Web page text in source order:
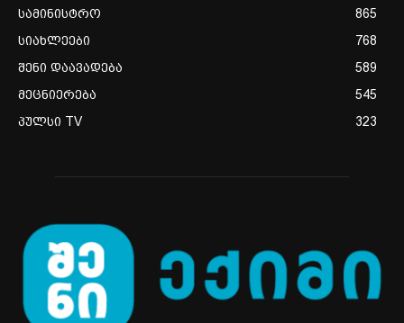
სამინისტრო
865
სიახლეები
768
შენი დაავადება
589
მეცნიერება
545
პულსი TV
323